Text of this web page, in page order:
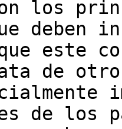
con los
deben
este
de
de